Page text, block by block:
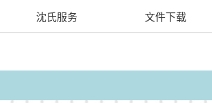
沈氏服务 文件下载